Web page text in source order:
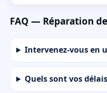
FAQ — Réparation
Intervenez-vous en
Quels sont vos